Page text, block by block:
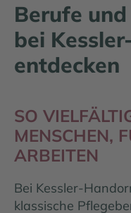
Berufe
bei
entdecken
SO
MENSCHEN,
ARBEITEN
Bei Kessler-
klassische